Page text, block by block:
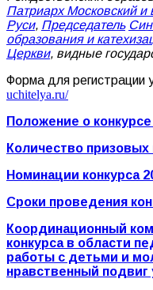
Патриарх Московский и
Руси, Председатель
образования и
Церкви, видные
Форма для регистрации
uchitelya.ru/
Положение о
Количество призовых
Номинации конкурса
Сроки проведения
Координационный
конкурса в области
работы с детьми и
нравственный подвиг